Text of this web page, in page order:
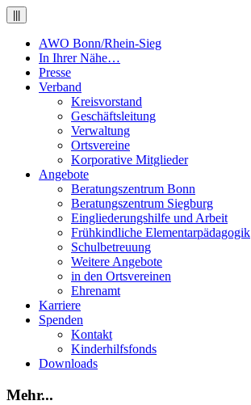
AWO Bonn/Rhein-Sieg
In Ihrer Nähe…
Presse
Verband
Kreisvorstand
Geschäftsleitung
Verwaltung
Ortsvereine
Korporative Mitglieder
Angebote
Beratungszentrum Bonn
Beratungszentrum Siegburg
Eingliederungshilfe und Arbeit
Frühkindliche Elementarpädagogik
Schulbetreuung
Weitere Angebote
in den Ortsvereinen
Ehrenamt
Karriere
Spenden
Kontakt
Kinderhilfsfonds
Downloads
Mehr...